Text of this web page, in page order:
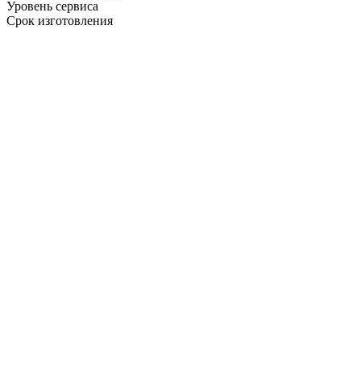
Уровень сервиса
Срок изготовления